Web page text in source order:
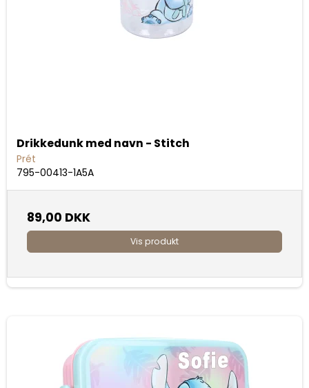
Drikkedunk med navn - Stitch
Prét
795-00413-1A5A
89,00 DKK
Vis produkt